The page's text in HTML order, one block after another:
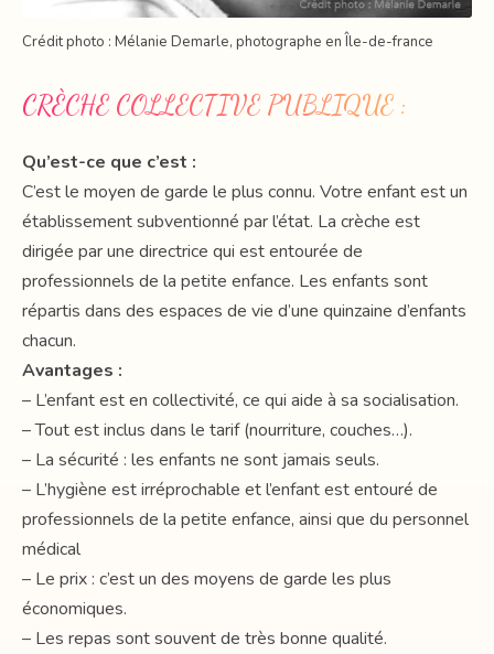
Crédit photo : Mélanie Demarle, photographe en Île-de-france
CRÈCHE COLLECTIVE PUBLIQUE :
Qu’est-ce que c’est :
C’est le moyen de garde le plus connu. Votre enfant est un
établissement subventionné par l’état. La crèche est
dirigée par une directrice qui est entourée de
professionnels de la petite enfance. Les enfants sont
répartis dans des espaces de vie d’une quinzaine d’enfants
chacun.
Avantages :
– L’enfant est en collectivité, ce qui aide à sa socialisation.
– Tout est inclus dans le tarif (nourriture, couches…).
– La sécurité : les enfants ne sont jamais seuls.
– L’hygiène est irréprochable et l’enfant est entouré de
professionnels de la petite enfance, ainsi que du personnel
médical
– Le prix : c’est un des moyens de garde les plus
économiques.
– Les repas sont souvent de très bonne qualité.